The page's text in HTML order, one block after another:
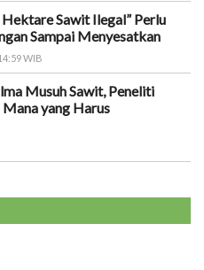
Sawit Ilegal” Perlu
Sampai Menyesatkan
WIB
Musuh Sawit, Peneliti
yang Harus